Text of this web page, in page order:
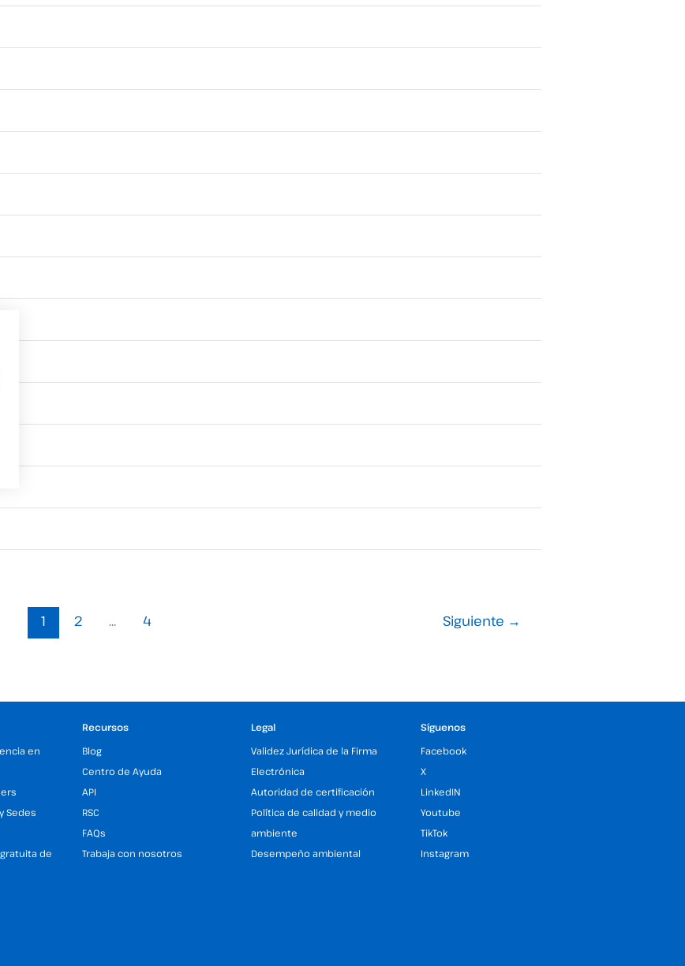
1 2 … 4 Siguiente →
en
Sedes
de
Recursos
Blog
Centro de Ayuda
API
RSC
FAQs
Trabaja con nosotros
Legal
Validez Jurídica de la Firma
Electrónica
Autoridad de certificación
Política de calidad y medio
ambiente
Desempeño ambiental
Síguenos
Facebook
X
LinkedIN
Youtube
TikTok
Instagram